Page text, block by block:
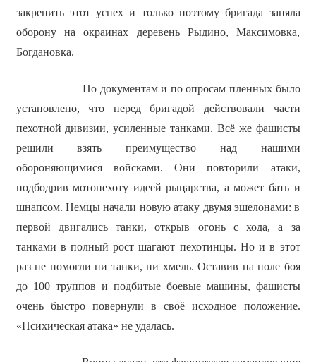
закрепить этот успех и только поэтому бригада заняла
оборону на окраинах деревень Рыдино, Максимовка,
Богдановка.
По документам и по опросам пленных было
установлено, что перед бригадой действовали части
пехотной дивизии, усиленные танками. Всё же фашисты
решили взять преимущество над нашими
обороняющимися войсками. Они повторили атаки,
подбодрив мотопехоту идеей рыцарства, а может бать и
шнапсом. Немцы начали новую атаку двумя эшелонами: в
первой двигались танки, открыв огонь с хода, а за
танками в полный рост шагают пехотинцы. Но и в этот
раз не помогли ни танки, ни хмель. Оставив на поле боя
до 100 труппов и подбитые боевые машины, фашисты
очень быстро повернули в своё исходное положение.
«Психическая атака» не удалась.